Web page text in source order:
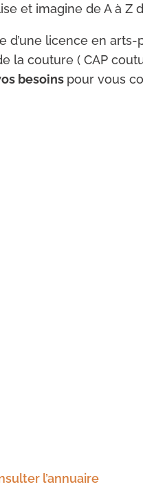
et imagine de A à
d’une licence en
la couture ( CAP
besoins pour vous
l’annuaire